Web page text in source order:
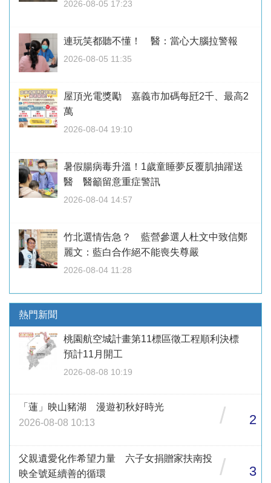
2026-08-05 17:23
連玩笑都聽不懂！ 醫：當心大腦拉警報
2026-08-05 11:35
屋頂光電獎勵 嘉義市加碼每瓩2千、最高2
萬
2026-08-04 19:10
暑假腸病毒升溫！1歲童睡夢反覆肌抽躍送
醫 醫籲留意重症警訊
2026-08-04 14:57
竹北選情告急？ 藍營參選人杜文中致信鄭
麗文：藍白合作絕不能喪失尊嚴
2026-08-04 11:28
熱門新聞
桃園航空城計畫第11標區徵工程順利決標
預計11月開工
2026-08-08 10:19
「蓮」映山豬湖 漫遊初秋好時光
2026-08-08 10:13
/ 2
父親遺愛化作希望力量 六子女捐贈家扶南投
映全號延續善的循環
/ 3